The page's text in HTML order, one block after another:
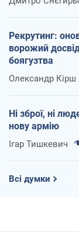
Рекрутинг:
ворожий
боягузтва
Олександр Кірш
Ні зброї, ні
нову армію
Ігар Тишкевич
Всі думки